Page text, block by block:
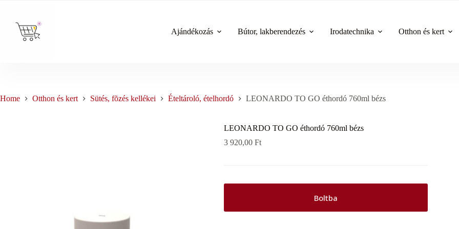
content
Ajándékozás
Bútor, lakberendezés Irodatechnika Otthon és kert
Home Otthon és kert Sütés, fõzés kellékei Ételtároló, ételhordó LEONARDO TO GO éthordó 760ml bézs
LEONARDO TO GO éthordó 760ml bézs
3 920,00Ft
Boltba